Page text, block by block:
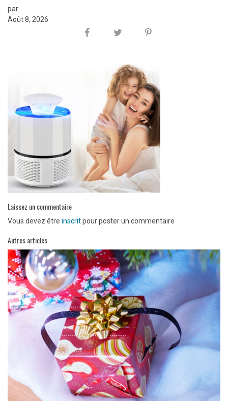
par
Août 8, 2026
Laissez un commentaire
Vous devez être inscritpour poster un commentaire
Autres articles